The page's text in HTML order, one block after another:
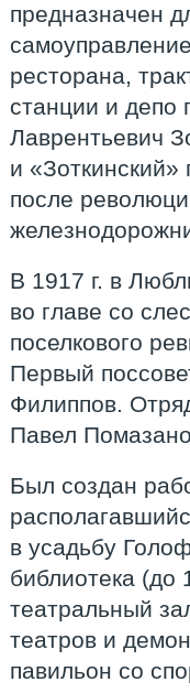
предназначен
ресторана,
станции и депо
Лаврентьевич
и
после
В 1917 г. в
во главе со
поселкового
Первый
Филиппов.
Павел
Был создан
в усадьбу
библиотека (до
театральный
театров и
павильон со